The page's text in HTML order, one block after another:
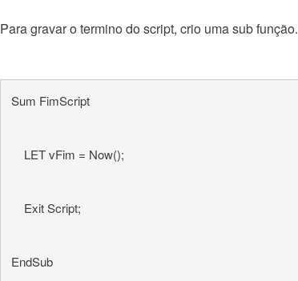
Para gravar o termino do script, crio uma sub função.
Sum FimScript
LET vFim = Now();
Exit Script;
EndSub